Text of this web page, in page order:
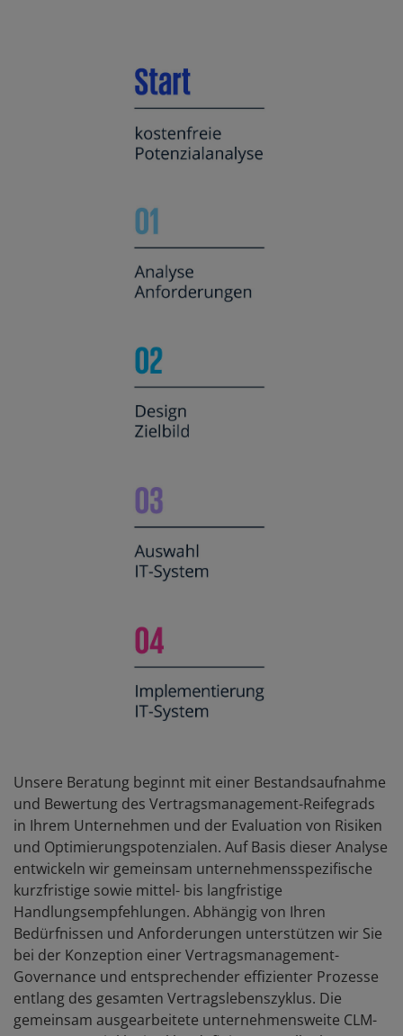
Unsere Beratung beginnt mit einer Bestandsaufnahme
und Bewertung des Vertragsmanagement-Reifegrads
in Ihrem Unternehmen und der Evaluation von Risiken
und Optimierungspotenzialen. Auf Basis dieser Analyse
entwickeln wir gemeinsam unternehmensspezifische
kurzfristige sowie mittel- bis langfristige
Handlungsempfehlungen. Abhängig von Ihren
Bedürfnissen und Anforderungen unterstützen wir Sie
bei der Konzeption einer Vertragsmanagement-
Governance und entsprechender effizienter Prozesse
entlang des gesamten Vertragslebenszyklus. Die
gemeinsam ausgearbeitete unternehmensweite CLM-